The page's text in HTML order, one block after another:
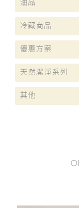
油品
冷藏商品
優惠方案
天然潔淨系列
其他